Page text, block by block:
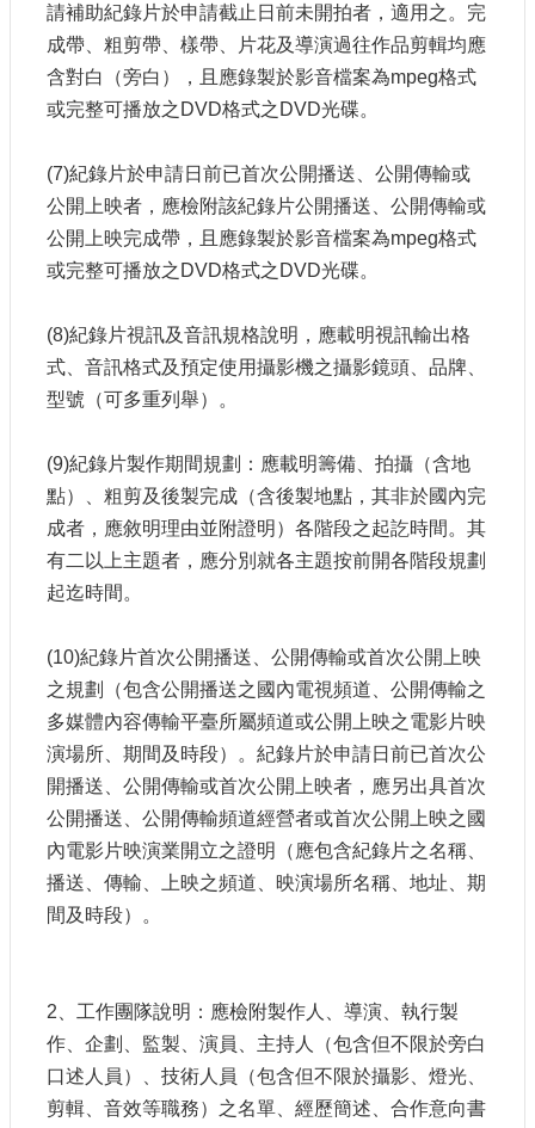
請補助紀錄片於申請截止日前未開拍者，適用之。完
成帶、粗剪帶、樣帶、片花及導演過往作品剪輯均應
含對白（旁白），且應錄製於影音檔案為mpeg格式
或完整可播放之DVD格式之DVD光碟。
(7)紀錄片於申請日前已首次公開播送、公開傳輸或
公開上映者，應檢附該紀錄片公開播送、公開傳輸或
公開上映完成帶，且應錄製於影音檔案為mpeg格式
或完整可播放之DVD格式之DVD光碟。
(8)紀錄片視訊及音訊規格說明，應載明視訊輸出格
式、音訊格式及預定使用攝影機之攝影鏡頭、品牌、
型號（可多重列舉）。
(9)紀錄片製作期間規劃：應載明籌備、拍攝（含地
點）、粗剪及後製完成（含後製地點，其非於國內完
成者，應敘明理由並附證明）各階段之起訖時間。其
有二以上主題者，應分別就各主題按前開各階段規劃
起迄時間。
(10)紀錄片首次公開播送、公開傳輸或首次公開上映
之規劃（包含公開播送之國內電視頻道、公開傳輸之
多媒體內容傳輸平臺所屬頻道或公開上映之電影片映
演場所、期間及時段）。紀錄片於申請日前已首次公
開播送、公開傳輸或首次公開上映者，應另出具首次
公開播送、公開傳輸頻道經營者或首次公開上映之國
內電影片映演業開立之證明（應包含紀錄片之名稱、
播送、傳輸、上映之頻道、映演場所名稱、地址、期
間及時段）。
2、工作團隊說明：應檢附製作人、導演、執行製
作、企劃、監製、演員、主持人（包含但不限於旁白
口述人員）、技術人員（包含但不限於攝影、燈光、
剪輯、音效等職務）之名單、經歷簡述、合作意向書